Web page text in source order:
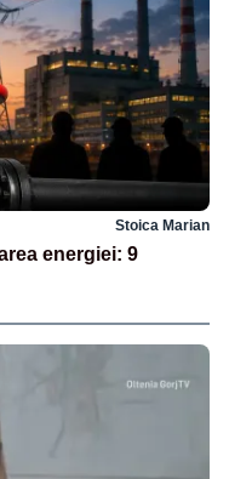
Stoica Marian
energiei: 9